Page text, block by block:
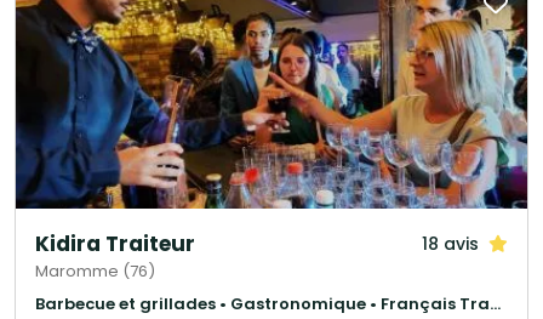
Kidira Traiteur 18 avis
Maromme (76)
Barbecue et grillades • Gastronomique • Français Traditionnel